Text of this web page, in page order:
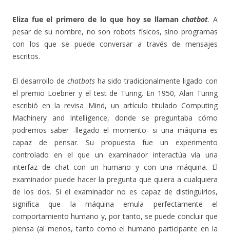
Eliza fue el primero de lo que hoy se llamanchatbot. A
pesar de su nombre, no son robots físicos, sino programas
con los que se puede conversar a través de mensajes
escritos.
El desarrollo de chatbotsha sido tradicionalmente ligado con
el premio Loebner y el test de Turing. En 1950, Alan Turing
escribió en la revisa Mind, un artículo titulado Computing
Machinery and Intelligence, donde se preguntaba cómo
podremos saber -llegado el momento- si una máquina es
capaz de pensar. Su propuesta fue un experimento
controlado en el que un examinador interactúa vía una
interfaz de chat con un humano y con una máquina. El
examinador puede hacer la pregunta que quiera a cualquiera
de los dos. Si el examinador no es capaz de distinguirlos,
significa que la máquina emula perfectamente el
comportamiento humano y, por tanto, se puede concluir que
piensa (al menos, tanto como el humano participante en la